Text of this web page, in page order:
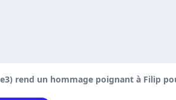
rend un hommage poignant à Filip